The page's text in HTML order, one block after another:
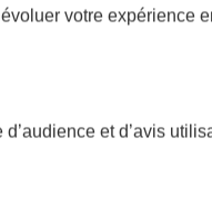
une assurance
votre expérience
d’audience et d’avis